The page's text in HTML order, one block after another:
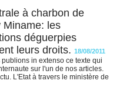
à charbon de
Miname: les
déguerpies
leurs droits. 18/08/2011
in extenso ce texte qui
sur l'un de nos articles.
L'Etat à travers le ministère de